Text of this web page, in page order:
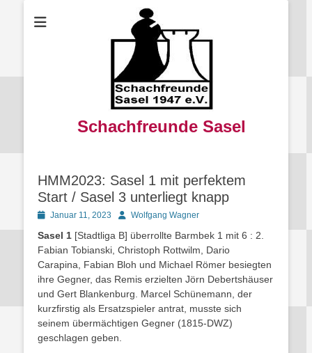
Schachfreunde Sasel
HMM2023: Sasel 1 mit perfektem
Start / Sasel 3 unterliegt knapp
PostedJanuar 11, 2023 AutorWolfgang Wagner
Sasel 1 [Stadtliga B] überrollte Barmbek 1 mit 6 : 2.
Fabian Tobianski, Christoph Rottwilm, Dario
Carapina, Fabian Bloh und Michael Römer besiegten
ihre Gegner, das Remis erzielten Jörn Debertshäuser
und Gert Blankenburg. Marcel Schünemann, der
kurzfirstig als Ersatzspieler antrat, musste sich
seinem übermächtigen Gegner (1815-DWZ)
geschlagen geben.